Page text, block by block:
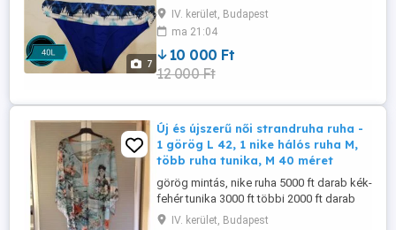
7
12000ft személyes átvétel budapest, 4.
káposztásmegyeren vagy előre utalás
után postázom
IV. kerület, Budapest
ma 21:04
10 000 Ft
12 000 Ft
Új és újszerű női strandruha ruha -
1 görög L 42, 1 nike hálós ruha M,
több ruha tunika, M 40 méret
görög mintás, nike ruha 5000 ft darab kék-
fehér tunika 3000 ft többi 2000 ft darab
kérésre szívesen mérek, személyes
IV. kerület, Budapest